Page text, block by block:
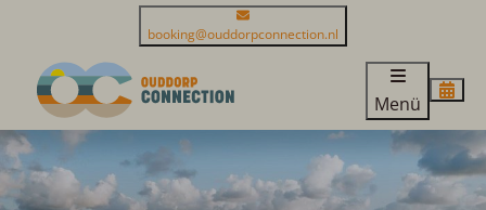
booking@ouddorpconnection.nl
Menü